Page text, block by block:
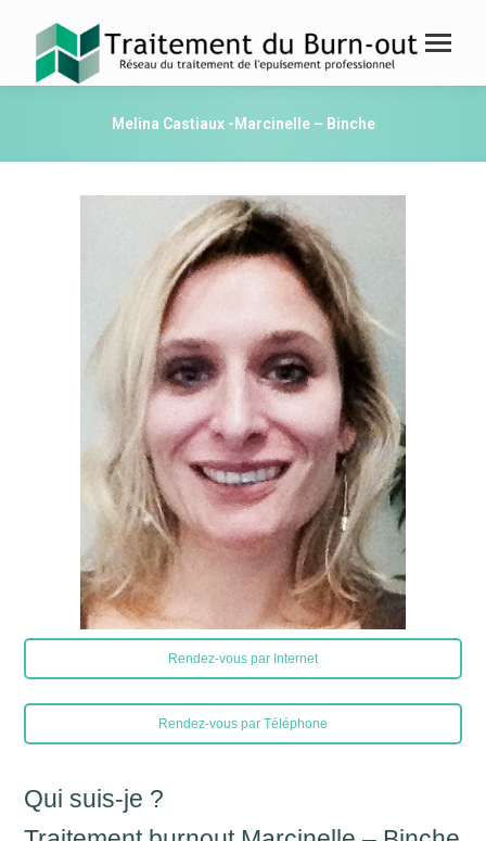
Melina Castiaux -Marcinelle – Binche
Qui suis-je ?
Rendez-vous par Internet
Rendez-vous par Téléphone